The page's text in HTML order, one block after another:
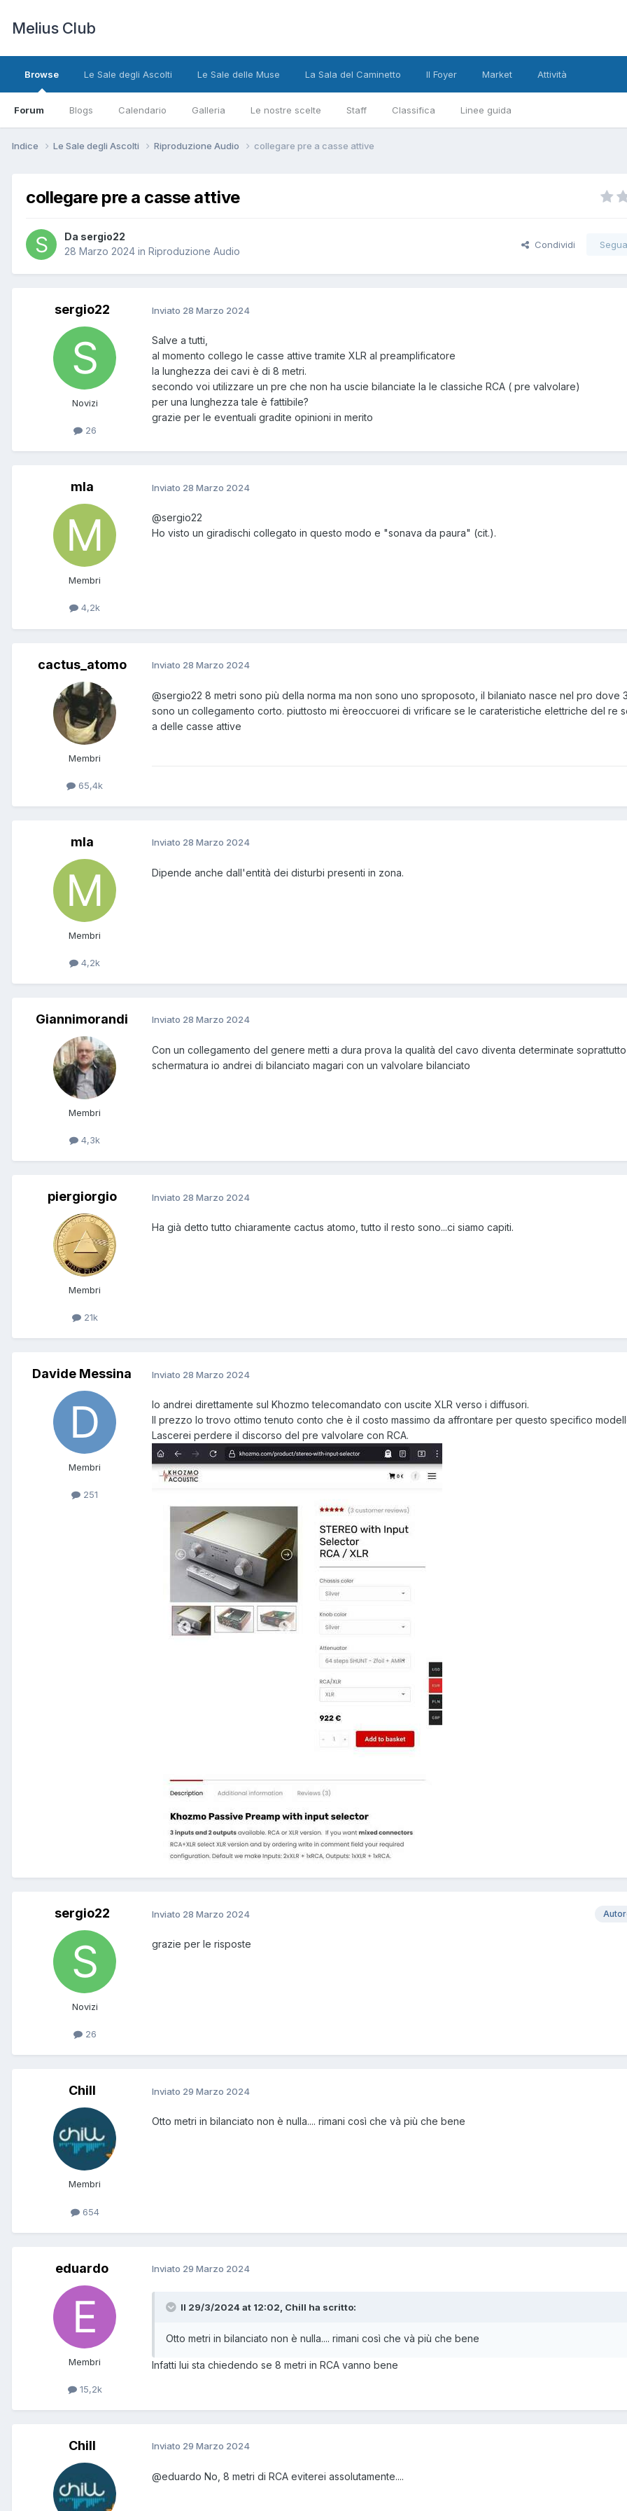
Melius Club
Browse
Forum Blogs Calendario Galleria Le nostre scelte Staff Classifica Linee guida
Le Sale degli Ascolti Le Sale delle Muse La Sala del Caminetto Il Foyer Market Attività
Indice Le Sale degli Ascolti Riproduzione Audio collegare pre a casse attive
collegare pre a casse attive
Da sergio22
28 Marzo 2024 in Riproduzione Audio
Condividi
sergio22
Novizi
26
Inviato 28 Marzo 2024
Salve a tutti,
al momento collego le casse attive tramite XLR al preamplificatore
la lunghezza dei cavi è di 8 metri.
secondo voi utilizzare un pre che non ha uscie bilanciate la le classiche RCA ( pre valvolare)
per una lunghezza tale è fattibile?
grazie per le eventuali gradite opinioni in merito
mla
Membri
4,2k
Inviato 28 Marzo 2024
@sergio22
Ho visto un giradischi collegato in questo modo e "sonava da paura" (cit.).
cactus_atomo
Membri
65,4k
Inviato 28 Marzo 2024
@sergio22 8 metri sono più della norma ma non sono uno sproposoto, il bilaniato nasce nel pro dove
sono un collegamento corto. piuttosto mi èreoccuorei di vrificare se le carateristiche elettriche del re
a delle casse attive
mla
Membri
4,2k
Inviato 28 Marzo 2024
Dipende anche dall'entità dei disturbi presenti in zona.
Giannimorandi
Membri
4,3k
Inviato 28 Marzo 2024
Con un collegamento del genere metti a dura prova la qualità del cavo diventa determinate
schermatura io andrei di bilanciato magari con un valvolare bilanciato
piergiorgio
Membri
21k
Inviato 28 Marzo 2024
Ha già detto tutto chiaramente cactus atomo, tutto il resto sono...ci siamo capiti.
Davide Messina
Membri
251
Inviato 28 Marzo 2024
Io andrei direttamente sul Khozmo telecomandato con uscite XLR verso i diffusori.
Il prezzo lo trovo ottimo tenuto conto che è il costo massimo da affrontare per questo specifico
Lascerei perdere il discorso del pre valvolare con RCA.
sergio22
Novizi
26
Inviato 28 Marzo 2024
grazie per le risposte
Chill
Membri
654
Inviato 29 Marzo 2024
Otto metri in bilanciato non è nulla.... rimani così che và più che bene
eduardo
Membri
15,2k
Inviato 29 Marzo 2024
Il 29/3/2024 at 12:02, Chill ha scritto:
Otto metri in bilanciato non è nulla.... rimani così che và più che bene
Infatti lui sta chiedendo se 8 metri in RCA vanno bene
Chill Inviato 29 Marzo 2024
@eduardo No, 8 metri di RCA eviterei assolutamente....